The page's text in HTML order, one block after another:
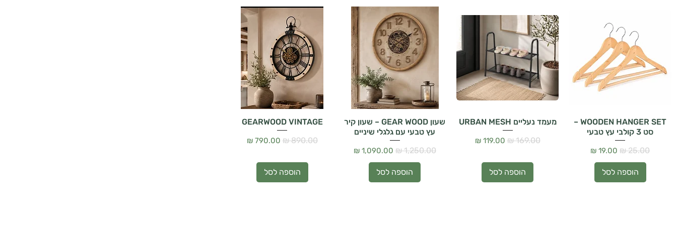
WOODEN HANGER SET –
סט 3 קולבי עץ טבעי
מחיר רגיל מחיר מבצע
הוספה לסל
מעמד נעליים URBAN MESH
מחיר רגיל‏169.00 ‏₪ מחיר מבצע
הוספה לסל
שעון GEAR WOOD – שעון קיר
עץ טבעי עם גלגלי שיניים
מחיר רגיל‏1,250.00 ‏₪ מחיר מבצע
הוספה לסל
GEARWOOD VINTAGE
מחיר רגיל‏890.00 ‏₪ מחיר מבצע
הוספה לסל